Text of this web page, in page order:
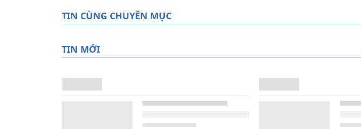
TIN CÙNG CHUYÊN MỤC
TIN MỚI